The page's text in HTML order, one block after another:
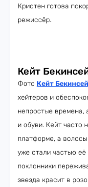
Кристен готова
режиссёр.
Кейт
Фото Кейт
хейтеров и
непростые времена,
и обуви. Кейт часто
платформе, а
уже стали частью
поклонники
звезда красит в